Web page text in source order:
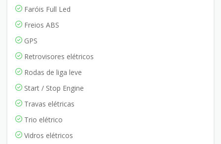
Faróis Full Led
Freios ABS
GPS
Retrovisores elétricos
Rodas de liga leve
Start / Stop Engine
Travas elétricas
Trio elétrico
Vidros elétricos